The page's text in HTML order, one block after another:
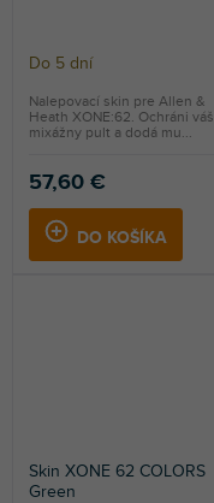
Do 5 dní
57,60 €
DO KOŠÍKA
Nalepovací skin pre Allen &
Heath XONE:62. Ochráni váš
mixážny pult a dodá mu...
Skin XONE 62 COLORS
Green